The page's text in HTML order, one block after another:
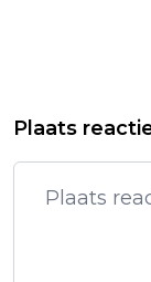
OPENEN
Plaats